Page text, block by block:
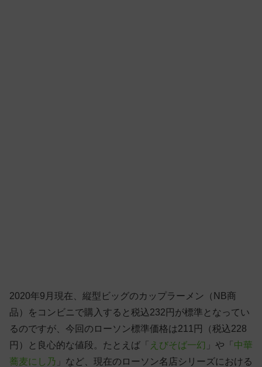
2020年9月現在、縦型ビッグのカップラーメン（NB商
品）をコンビニで購入すると税込232円が標準となってい
るのですが、今回のローソン標準価格は211円（税込228
円）と良心的な値段。たとえば「 えびそば一幻 」や「 中華
蕎麦にし乃 」など、現在のローソン名店シリーズにおける